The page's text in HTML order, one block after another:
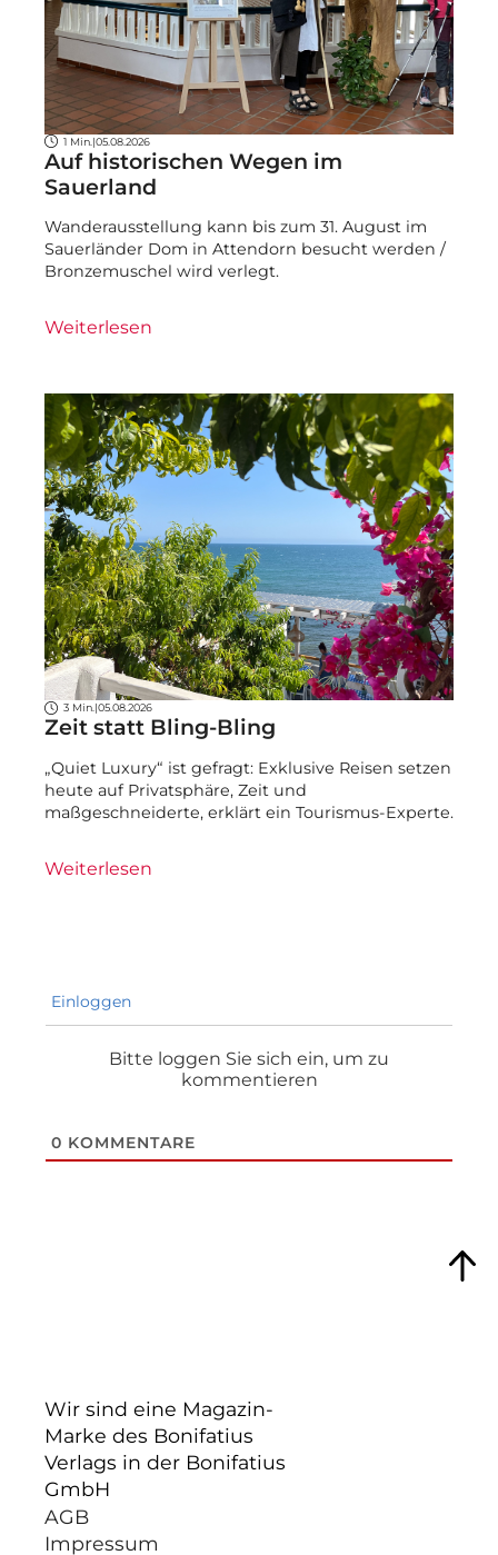
1 Min. |05.08.2026
Auf historischen Wegen im
Sauerland
Wanderausstellung kann bis zum 31. August im
Sauerländer Dom in Attendorn besucht werden /
Bronzemuschel wird verlegt.
Weiterlesen
3 Min.|05.08.2026
Zeit statt Bling-Bling
„Quiet Luxury“ ist gefragt: Exklusive Reisen setzen
heute auf Privatsphäre, Zeit und
maßgeschneiderte, erklärt ein Tourismus-Experte.
Weiterlesen
Einloggen
Bitte loggen Sie sich ein, um zu
kommentieren
0 KOMMENTARE
Wir sind eine Magazin-
Marke des Bonifatius
Verlags in der Bonifatius
GmbH
AGB
Impressum